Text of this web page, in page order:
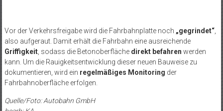
Vor der Verkehrsfreigabe wird die Fahrbahnplatte noch „gegrindet“,
also aufgeraut. Damit erhält die Fahrbahn eine ausreichende
Griffigkeit, sodass die Betonoberfläche direkt befahren werden
kann. Um die Rauigkeitsentwicklung dieser neuen Bauweise zu
dokumentieren, wird ein regelmäßiges Monitoring der
Fahrbahnoberfläche erfolgen.
Quelle/Foto: Autobahn GmbH